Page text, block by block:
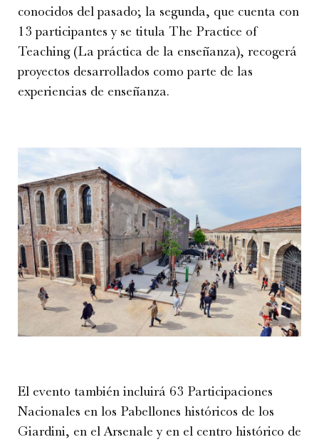
conocidos del pasado; la segunda, que cuenta con
13 participantes y se titula The Practice of
Teaching (La práctica de la enseñanza), recogerá
proyectos desarrollados como parte de las
experiencias de enseñanza.
El evento también incluirá 63 Participaciones
Nacionales en los Pabellones históricos de los
Giardini, en el Arsenale y en el centro histórico de